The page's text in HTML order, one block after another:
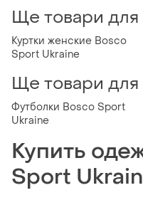
Ще товари для
Куртки женские Bosco
Sport Ukraine
Ще товари для
Футболки Bosco Sport
Ukraine
Купить
Sport